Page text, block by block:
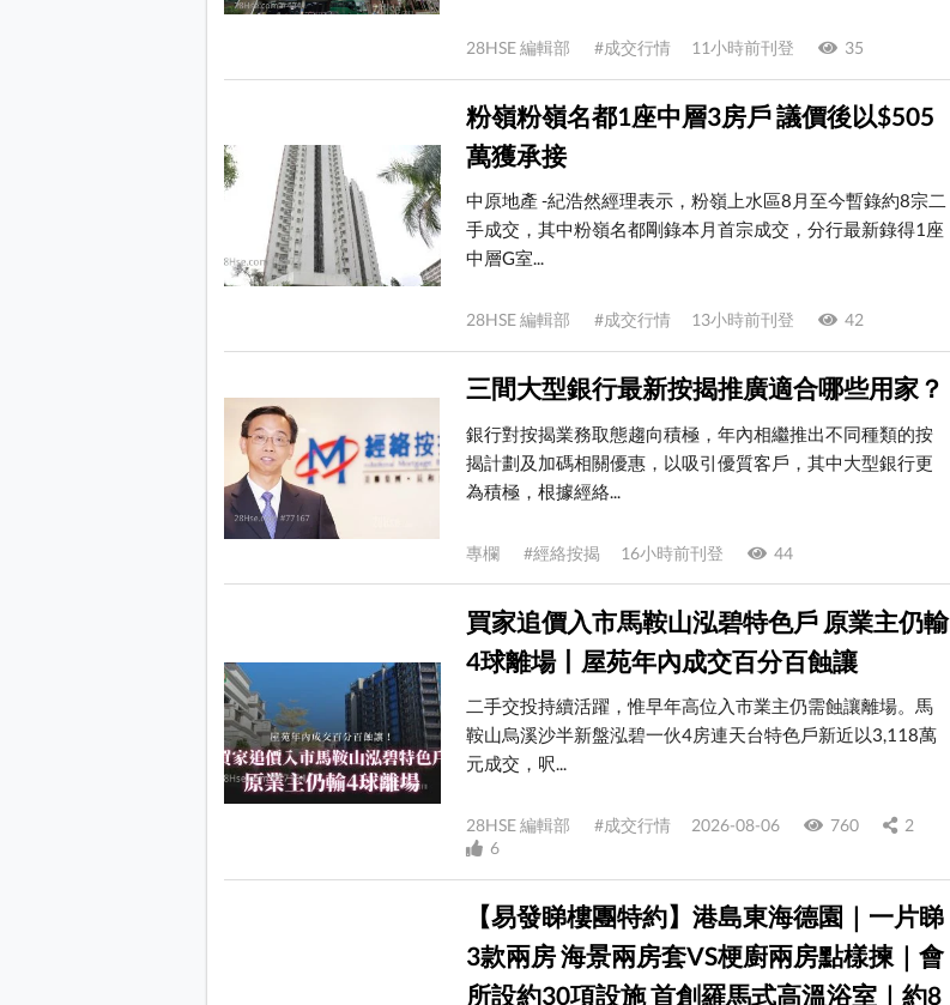
28HSE 編輯部 #成交行情 11小時前刊登 35
粉嶺粉嶺名都1座中層3房戶 議價後以$505
萬獲承接
中原地產 -紀浩然經理表示，粉嶺上水區8月至今暫錄約8宗二
手成交，其中粉嶺名都剛錄本月首宗成交，分行最新錄得1座
中層G室...
28HSE 編輯部 #成交行情 13小時前刊登 42
三間大型銀行最新按揭推廣適合哪些用家？
銀行對按揭業務取態趨向積極，年內相繼推出不同種類的按
揭計劃及加碼相關優惠，以吸引優質客戶，其中大型銀行更
為積極，根據經絡...
專欄 #經絡按揭 16小時前刊登 44
買家追價入市馬鞍山泓碧特色戶 原業主仍輸
4球離場丨屋苑年內成交百分百蝕讓
二手交投持續活躍，惟早年高位入市業主仍需蝕讓離場。馬
鞍山烏溪沙半新盤泓碧一伙4房連天台特色戶新近以3,118萬
元成交，呎...
28HSE 編輯部 #成交行情 2026-08-06 760
2
6
【易發睇樓團特約】港島東海德園｜一片睇
3款兩房 海景兩房套VS梗廚兩房點樣揀｜會
所設約30項設施 首創羅馬式高溫浴室｜約8